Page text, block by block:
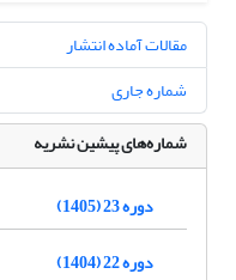
مقالات آماده انتشار
شماره جاری
شماره‌های پیشین نشریه
دوره 23 (1405)
دوره 22 (1404)